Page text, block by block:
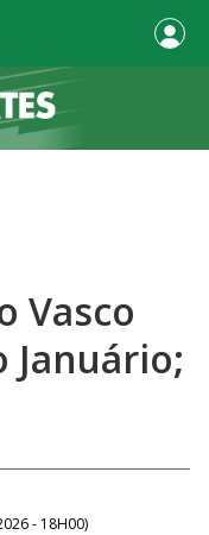
Vasco
Januário;
- 18H00)